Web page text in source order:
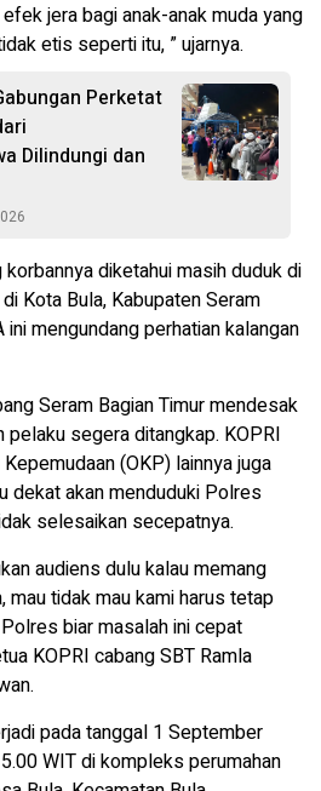
jera bagi anak-anak muda yang
etis seperti itu, ” ujarnya.
Perketat
Dilindungi dan
diketahui masih duduk di
Kota Bula, Kabupaten Seram
ini mengundang perhatian kalangan
Seram Bagian Timur mendesak
segera ditangkap. KOPRI
(OKP) lainnya juga
dekat akan menduduki Polres
selesaikan secepatnya.
audiens dulu kalau memang
tidak mau kami harus tetap
biar masalah ini cepat
KOPRI cabang SBT Ramla
pada tanggal 1 September
WIT di kompleks perumahan